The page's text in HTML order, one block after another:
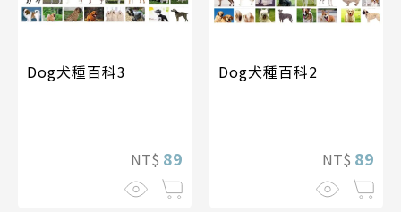
Dog犬種百科3
NT$ 89
Dog犬種百科2
NT$ 89